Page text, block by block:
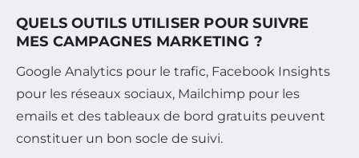
QUELS OUTILS UTILISER POUR SUIVRE
MES CAMPAGNES MARKETING ?
Google Analytics pour le trafic, Facebook Insights
pour les réseaux sociaux, Mailchimp pour les
emails et des tableaux de bord gratuits peuvent
constituer un bon socle de suivi.